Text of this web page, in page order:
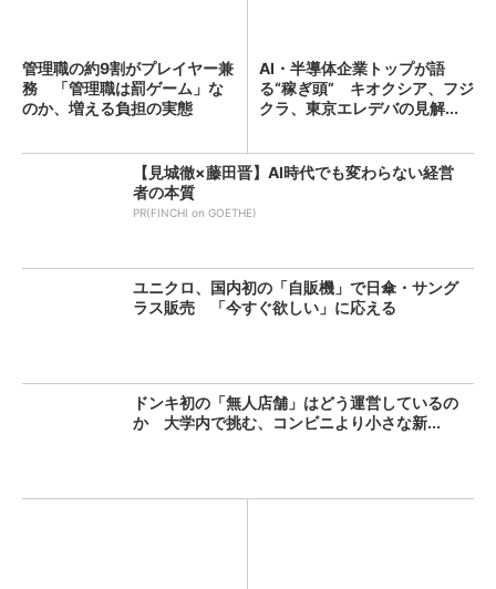
管理職の約9割がプレイヤー兼
務 「管理職は罰ゲーム」な
のか、増える負担の実態
AI・半導体企業トップが語
る“稼ぎ頭” キオクシア、フジ
クラ、東京エレデバの見解...
【見城徹×藤田晋】AI時代でも変わらない経営
者の本質
PR(FINCHI on GOETHE)
ユニクロ、国内初の「自販機」で日傘・サング
ラス販売 「今すぐ欲しい」に応える
ドンキ初の「無人店舗」はどう運営しているの
か 大学内で挑む、コンビニより小さな新...